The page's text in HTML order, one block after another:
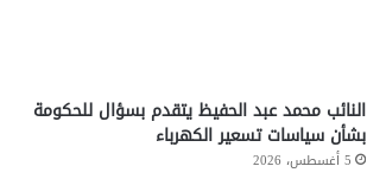
النائب محمد عبد الحفيظ يتقدم بسؤال للحكومة
بشأن سياسات تسعير الكهرباء
5 أغسطس، 2026